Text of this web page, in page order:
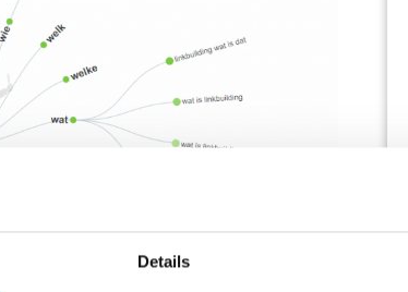
Details